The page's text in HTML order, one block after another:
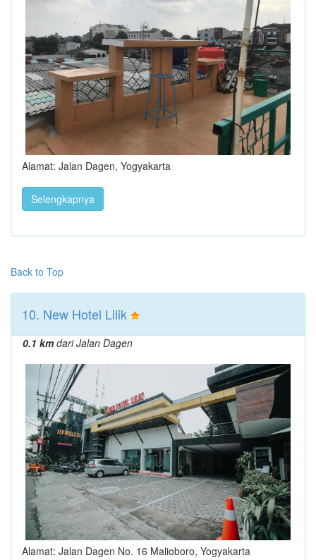
Alamat: Jalan Dagen, Yogyakarta
Selengkapnya
Back to Top
10. New Hotel Lilik
0.1 kmdari Jalan Dagen
Alamat: Jalan Dagen No. 16 Malioboro, Yogyakarta